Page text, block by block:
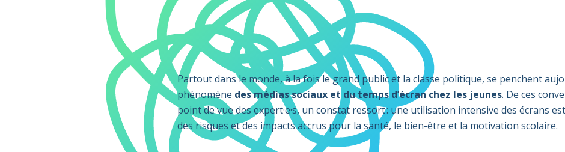
Partout dans le monde, à la fois le grand public et la classe politique, se penchent
phénomène des médias sociaux et du temps d’écran chez les jeunes. De ces
point de vue des expert·e·s, un constat ressort : une utilisation intensive des écrans
des risques et des impacts accrus pour la santé, le bien-être et la motivation scolaire.